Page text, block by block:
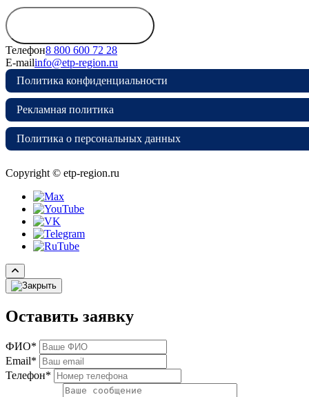
Телефон8 800 600 72 28
E-mailinfo@etp-region.ru
Политика конфиденциальности
Рекламная политика
Политика о персональных данных
Copyright © etp-region.ru
Оставить заявку
ФИО*
Email*
Телефон*